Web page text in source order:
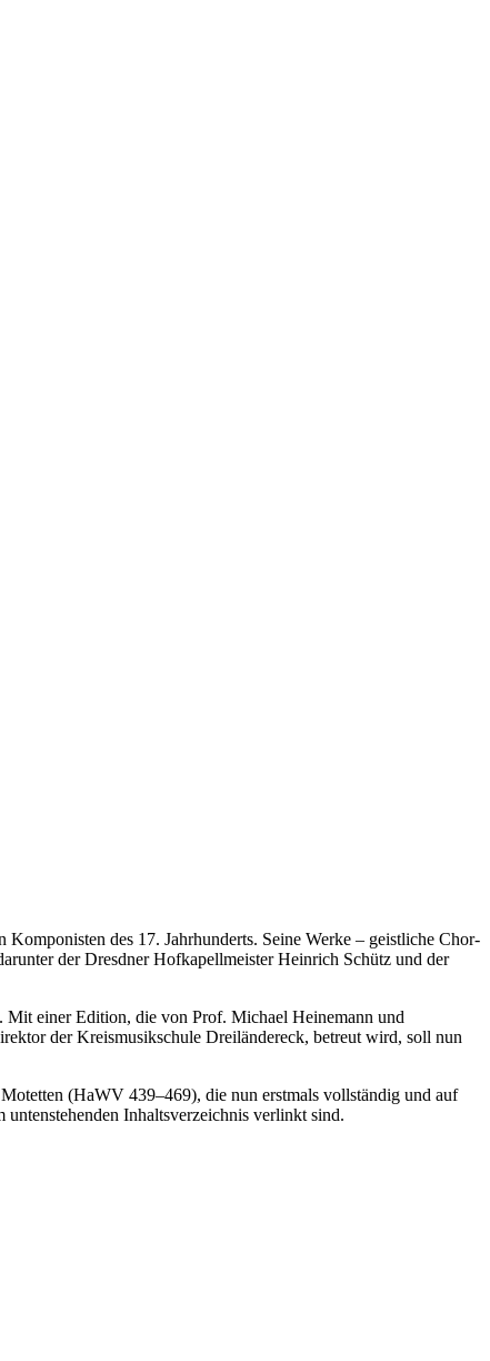
des 17. Jahrhunderts. Seine Werke – geistliche Chor-
der Dresdner Hofkapellmeister Heinrich Schütz und der
Mit einer Edition, die von Prof. Michael Heinemann und
der Kreismusikschule Dreiländereck, betreut wird, soll nun
(HaWV 439–469), die nun erstmals vollständig und auf
Inhaltsverzeichnis verlinkt sind.